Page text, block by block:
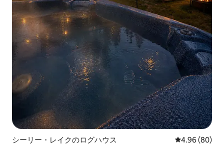
シーリー・レイクのログハウス レビュー80件
4.96 (80)